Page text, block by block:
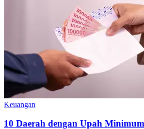
Keuangan
10 Daerah dengan Upah